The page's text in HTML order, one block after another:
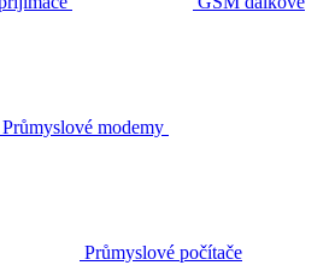
Průmyslové modemy
Průmyslové počítače